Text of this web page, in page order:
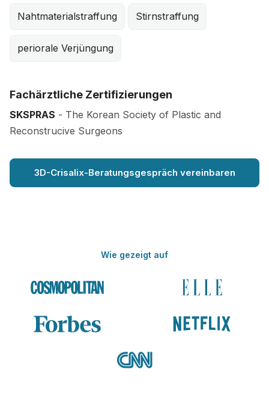
Nahtmaterialstraffung Stirnstraffung
periorale Verjüngung
Fachärztliche Zertifizierungen
SKSPRAS - The Korean Society of Plastic and
Reconstrucive Surgeons
3D-Crisalix-Beratungsgespräch vereinbaren
Wie gezeigt auf